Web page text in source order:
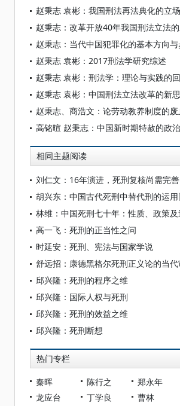
赵秉志 袁彬：2017刑法学研究综述
相同主题阅读
刘仁文：16年演进，死刑复核尚需完善
高一飞：死刑的正当性之问
时延安：死刑、宪法与国家学说
邱兴隆：死刑的程序之维
邱兴隆：国际人权与死刑
邱兴隆：死刑的效益之维
邱兴隆：死刑断想
热门专栏
秦晖 陈行之
郑永年
龙应台
丁学良
曹林